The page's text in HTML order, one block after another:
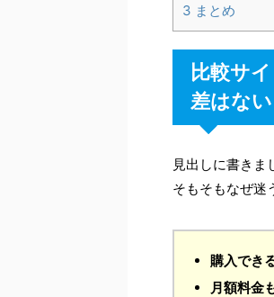
3 まとめ
比較サ
差はない
見出しに書きま
そもそもなぜ迷
購入でき
月額料金